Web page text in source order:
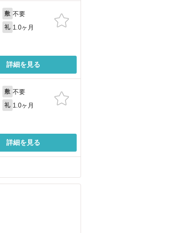
敷 不要
礼 1.0ヶ月
詳細を見る
敷 不要
礼 1.0ヶ月
詳細を見る